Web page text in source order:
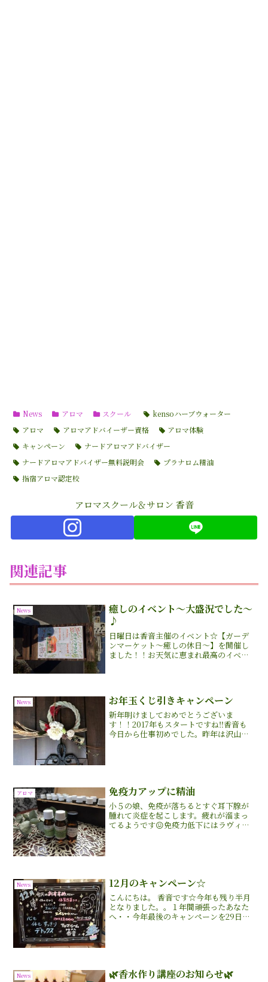
News アロマ スクール
kensoハーブウォーター
アロマ
アロマアドバイーザー資格
アロマ体験
キャンペーン
ナードアロマアドバイザー
ナードアロマアドバイザー無料説明会
プラナロム精油
指宿アロマ認定校
アロマスクール＆サロン 香音
関連記事
News
癒しのイベント〜大盛況でした〜
♪
日曜日は香音主催のイベント☆【ガーデ
ンマーケット〜癒しの休日〜】を開催し
ました！！お天気に恵まれ最高のイベン
News お年玉くじ引きキャンペーン
新年明けましておめでとうございま
す！！2017年もスタートですね‼︎香音も
今日から仕事初めでした。昨年は沢山の
アロマ 免疫力アップに精油
小５の娘、免疫が落ちるとすぐ耳下腺が
腫れて炎症を起こします。疲れが溜まっ
てるようです😖免疫力低下にはラヴィン
News 12月のキャンペーン☆
こんにちは。 香音です☆今年も残り半月
となりました。。１年間頑張ったあなた
へ・・今年最後のキャンペーンを29日ま
News 🌿香水作り講座のお知らせ🌿